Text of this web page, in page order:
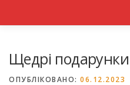
Щедрі
ОПУБЛІКОВАНО: 06.12.2023